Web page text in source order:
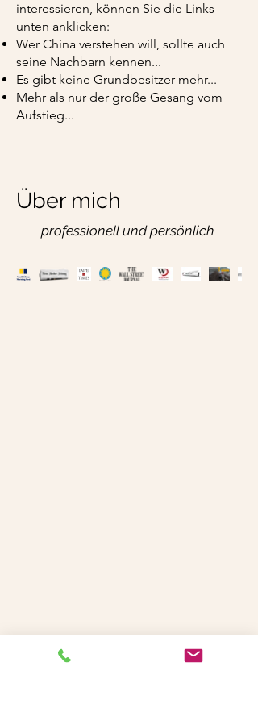
interessieren, können Sie die Links
unten anklicken:
Wer China verstehen will, sollte auch
seine Nachbarn kennen...
Es gibt keine Grundbesitzer mehr...
Mehr als nur der große Gesang vom
Aufstieg...
Über mich
professionell und persönlich